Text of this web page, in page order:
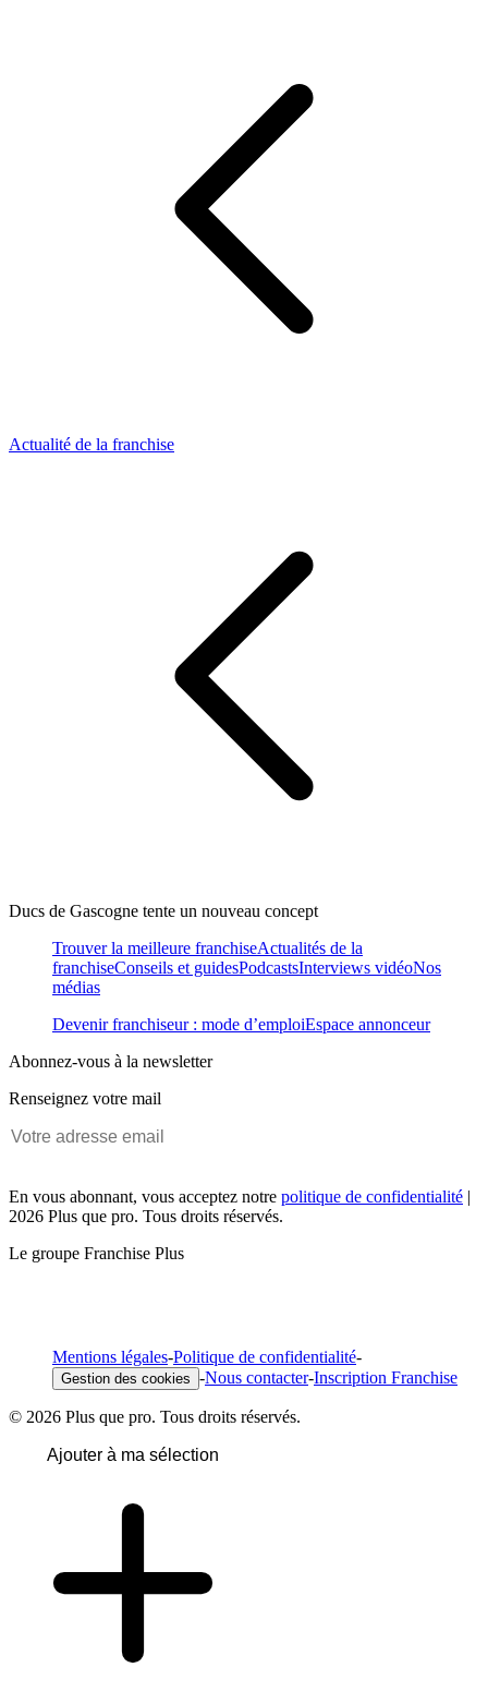
Actualité de la franchise
Ducs de Gascogne tente un nouveau concept
Trouver la meilleure franchiseActualités de la
franchiseConseils et guidesPodcastsInterviews vidéoNos
médias
Devenir franchiseur : mode d’emploiEspace annonceur
Abonnez-vous à la newsletter
Renseignez votre mail
En vous abonnant, vous acceptez notre politique de confidentialité |
2026 Plus que pro. Tous droits réservés.
Le groupe Franchise Plus
Mentions légales-Politique de confidentialité-
Gestion des cookies -Nous contacter-Inscription Franchise
© 2026 Plus que pro. Tous droits réservés.
Ajouter à ma sélection